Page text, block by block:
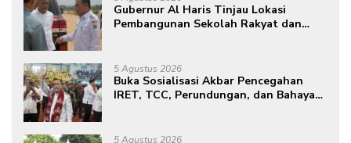
Gubernur Al Haris Tinjau Lokasi
Pembangunan Sekolah Rakyat dan
5 Agustus 2026
Buka Sosialisasi Akbar Pencegahan
IRET, TCC, Perundungan, dan Bahaya
masa depan sudah ada di tangan”
5 Agustus 2026